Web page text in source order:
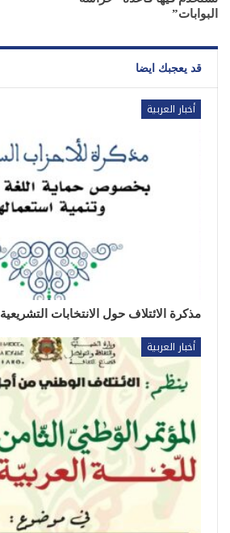
البوابات”
قد يعجبك ايضا
أخبار العربية
مذكرة الائتلاف حول الانتخابات التشريعية
أخبار العربية